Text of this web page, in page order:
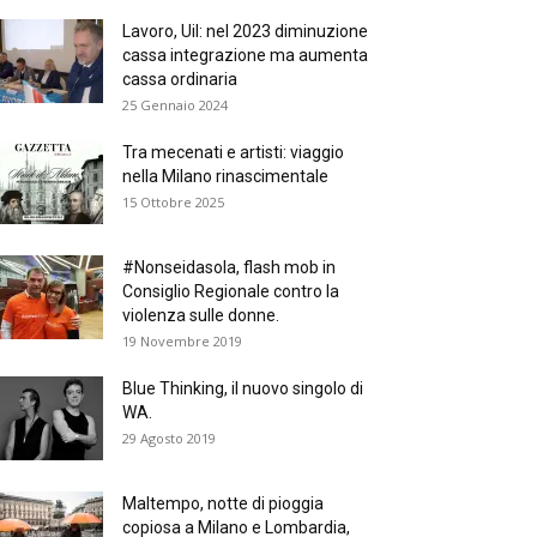
Lavoro, Uil: nel 2023 diminuzione
cassa integrazione ma aumenta
cassa ordinaria
25 Gennaio 2024
Tra mecenati e artisti: viaggio
nella Milano rinascimentale
15 Ottobre 2025
#Nonseidasola, flash mob in
Consiglio Regionale contro la
violenza sulle donne.
19 Novembre 2019
Blue Thinking, il nuovo singolo di
WA.
29 Agosto 2019
Maltempo, notte di pioggia
copiosa a Milano e Lombardia,